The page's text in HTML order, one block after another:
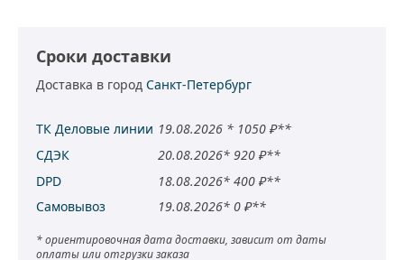
Сроки доставки
Доставка в город Санкт-Петербург
ТК Деловые линии 19.08.2026 * 1050 ₽**
СДЭК
20.08.2026* 920 ₽**
DPD
18.08.2026* 400 ₽**
Самовывоз
19.08.2026* 0 ₽**
* ориентировочная дата доставки, зависит от даты
оплаты или отгрузки заказа